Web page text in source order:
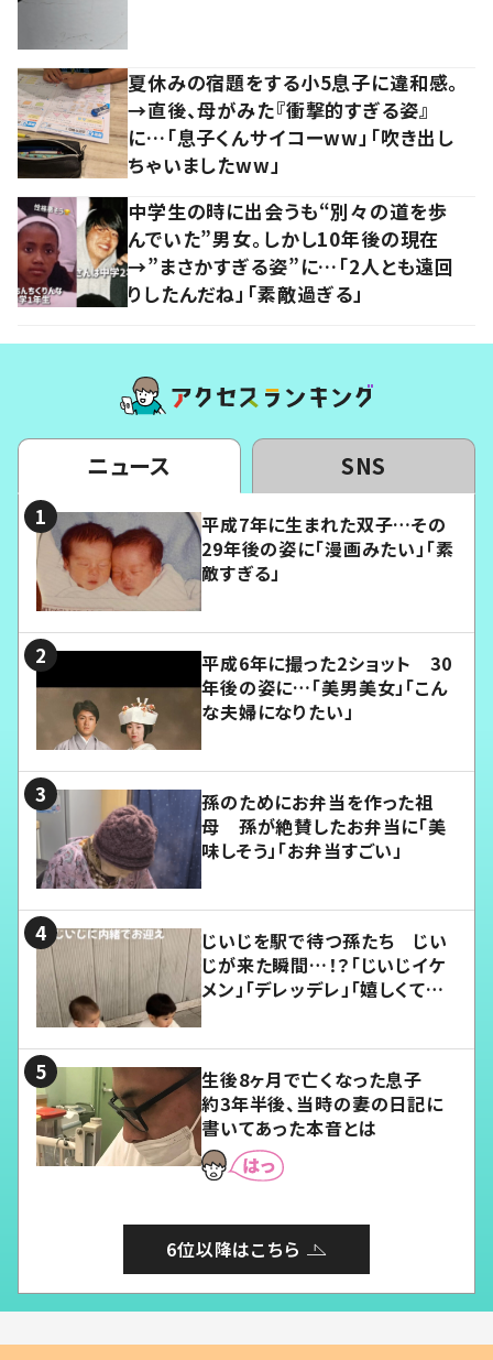
夏休みの宿題をする小5息子に違和感。
→直後、母がみた『衝撃的すぎる姿』
に…「息子くんサイコーww」「吹き出し
ちゃいましたww」
中学生の時に出会うも“別々の道を歩
んでいた”男女。しかし10年後の現在
→”まさかすぎる姿”に…「2人とも遠回
りしたんだね」「素敵過ぎる」
ニュース SNS
平成7年に生まれた双子…その
29年後の姿に「漫画みたい」「素
敵すぎる」
平成6年に撮った2ショット 30
年後の姿に…「美男美女」「こん
な夫婦になりたい」
孫のためにお弁当を作った祖
母 孫が絶賛したお弁当に「美
味しそう」「お弁当すごい」
じいじを駅で待つ孫たち じい
じが来た瞬間…！？「じいじイケ
メン」「デレッデレ」「嬉しくて可
生後8ヶ月で亡くなった息子
約3年半後、当時の妻の日記に
書いてあった本音とは
6位以降はこちら